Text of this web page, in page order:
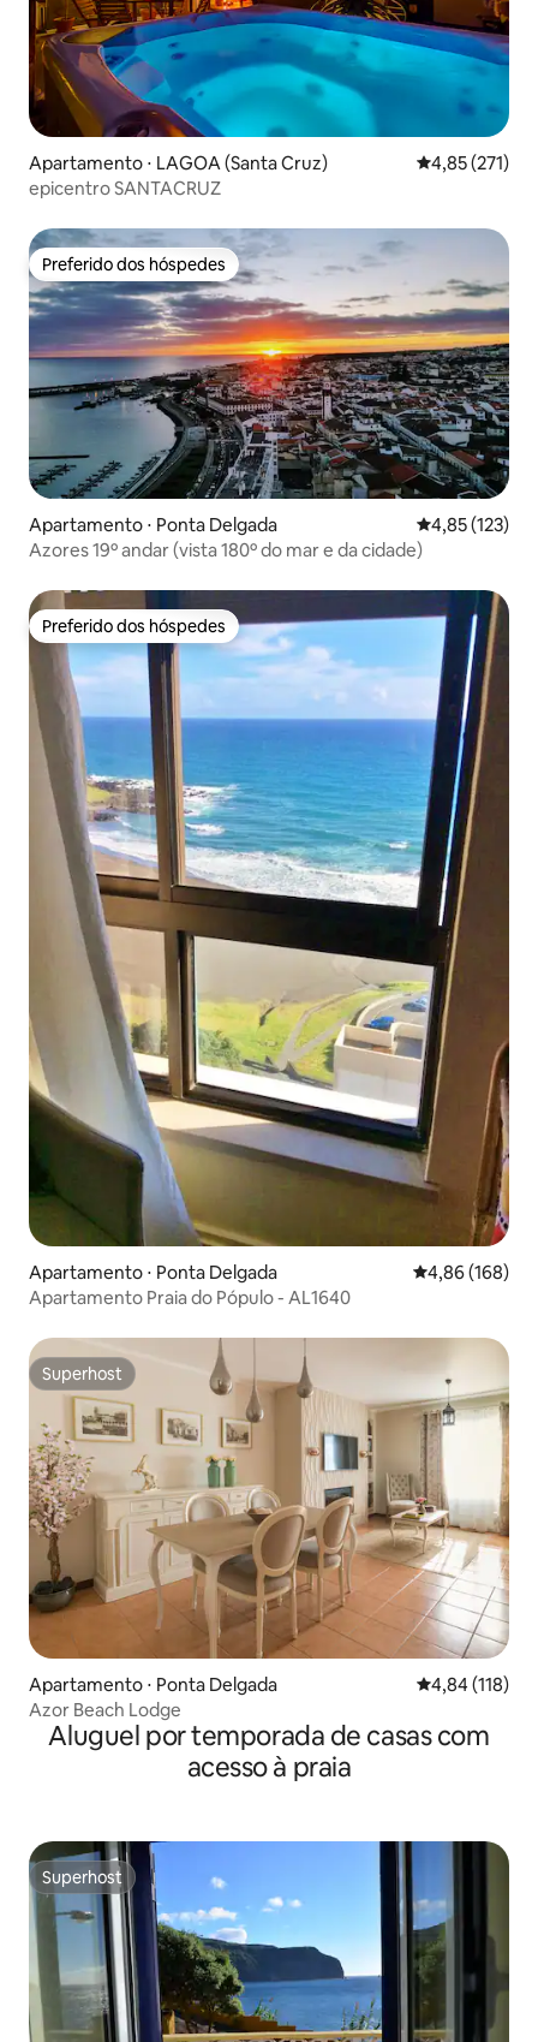
Apartamento ⋅ LAGOA (Santa Cruz) 4,85 de uma
4,85 (271)
epicentro SANTACRUZ
Preferido dos hóspedes
Preferido dos hóspedes
Apartamento ⋅ Ponta Delgada 4,85 de uma
4,85 (123)
Azores 19º andar (vista 180º do mar e da cidade)
Preferido dos hóspedes
Preferido dos hóspedes
Apartamento ⋅ Ponta Delgada 4,86 de uma
4,86 (168)
Apartamento Praia do Pópulo - AL1640
Superhost
Superhost
Apartamento ⋅ Ponta Delgada 4,84 de uma
4,84 (118)
Azor Beach Lodge
Aluguel por temporada de casas com
acesso à praia
Superhost
Superhost